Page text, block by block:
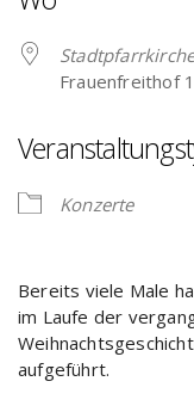
Frauenfreithof
Konzerte
Bereits viele Male
im Laufe der
aufgeführt.